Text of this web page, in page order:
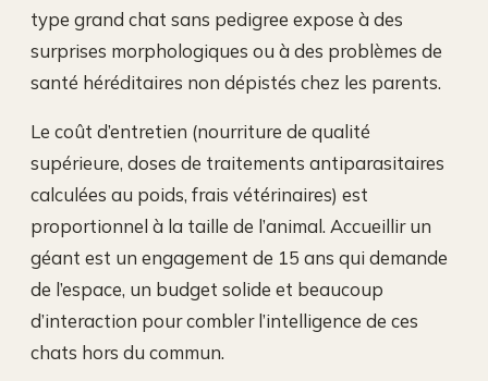
type grand chat sans pedigree expose à des
surprises morphologiques ou à des problèmes de
santé héréditaires non dépistés chez les parents.
Le coût d’entretien (nourriture de qualité
supérieure, doses de traitements antiparasitaires
calculées au poids, frais vétérinaires) est
proportionnel à la taille de l’animal. Accueillir un
géant est un engagement de 15 ans qui demande
de l’espace, un budget solide et beaucoup
d’interaction pour combler l’intelligence de ces
chats hors du commun.